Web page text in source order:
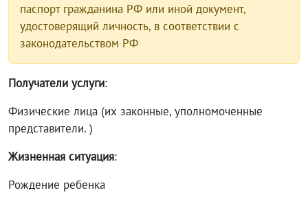
паспорт гражданина РФ или иной документ,
удостоверящий личность, в соответствии с
законодательством РФ
Получатели услуги:
Физические лица (их законные, уполномоченные
представители. )
Жизненная ситуация:
Рождение ребенка